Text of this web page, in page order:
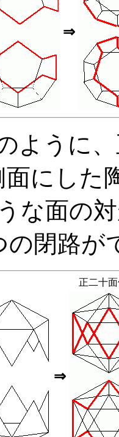
⇒
ように、
面にした
な面の
の閉路が
正二十
⇒